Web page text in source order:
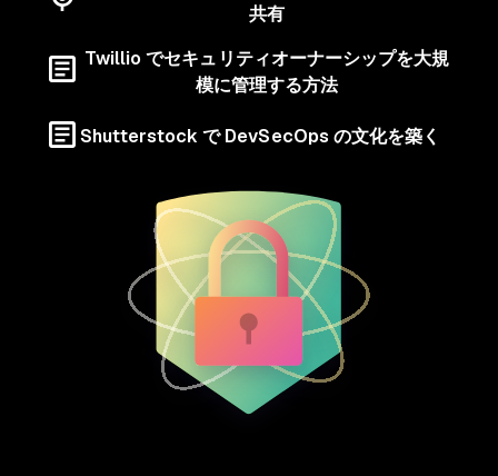
共有
Twillio でセキュリティオーナーシップを大規
模に管理する方法
Shutterstock で DevSecOps の文化を築く